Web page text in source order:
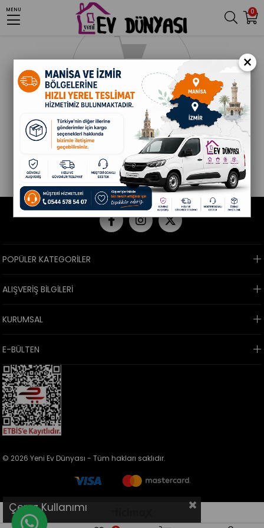
0
MENU
POPÜLER KATEGORİLER
ALIŞVERİŞ BİLGİLERİ
KURUMSAL
E-BÜLTEN
© 2026 Yeni Ev Dünyası - Tüm hakları saklıdır.
Çerez Kullanımı
×